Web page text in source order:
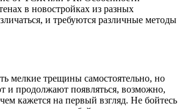
в новостройках из разных
и требуются различные методы
мелкие трещины самостоятельно, но
и продолжают появляться, возможно,
кажется на первый взгляд. Не бойтесь